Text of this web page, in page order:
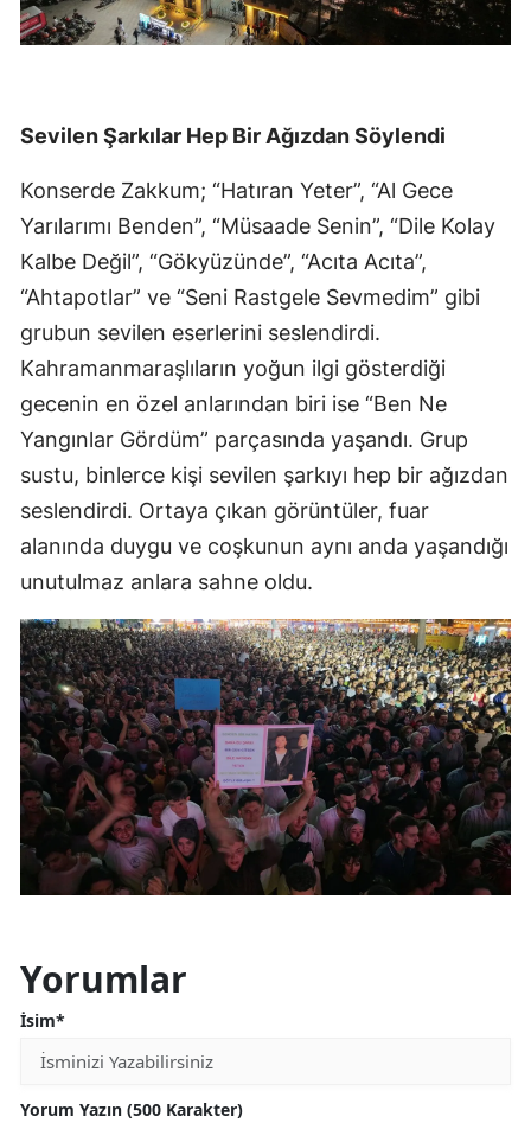
Sevilen Şarkılar Hep Bir Ağızdan Söylendi
Konserde Zakkum; “Hatıran Yeter”, “Al Gece
Yarılarımı Benden”, “Müsaade Senin”, “Dile Kolay
Kalbe Değil”, “Gökyüzünde”, “Acıta Acıta”,
“Ahtapotlar” ve “Seni Rastgele Sevmedim” gibi
grubun sevilen eserlerini seslendirdi.
Kahramanmaraşlıların yoğun ilgi gösterdiği
gecenin en özel anlarından biri ise “Ben Ne
Yangınlar Gördüm” parçasında yaşandı. Grup
sustu, binlerce kişi sevilen şarkıyı hep bir ağızdan
seslendirdi. Ortaya çıkan görüntüler, fuar
alanında duygu ve coşkunun aynı anda yaşandığı
unutulmaz anlara sahne oldu.
Yorumlar
İsim*
Yorum Yazın (500 Karakter)